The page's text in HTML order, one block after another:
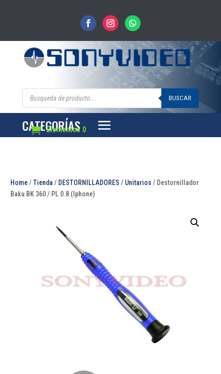
Búsqueda
BUSCAR
Elementos 0
CATEGORÍAS
Home/Tienda / DESTORNILLADORES / Unitarios / Destornillador
Baku BK 360 / PL 0.8 (Iphone)